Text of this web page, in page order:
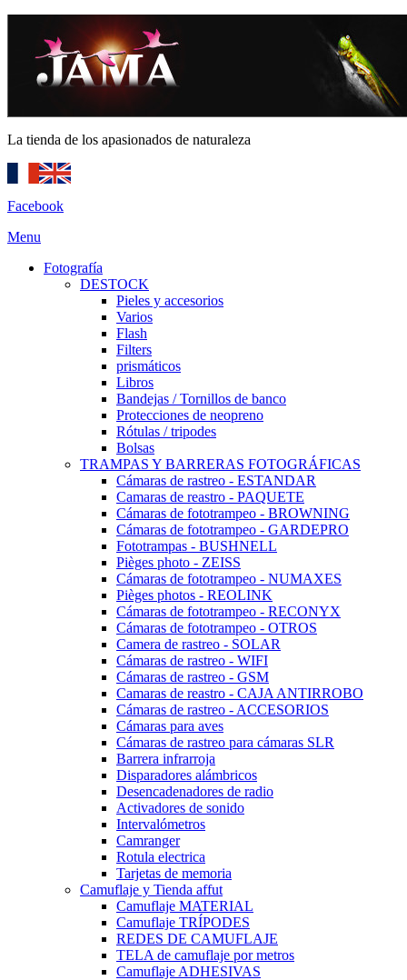
La tienda de los apasionados de naturaleza
Facebook
Menu
Fotografía
DESTOCK
Pieles y accesorios
Varios
Flash
Filters
prismáticos
Libros
Bandejas / Tornillos de banco
Protecciones de neopreno
Rótulas / tripodes
Bolsas
TRAMPAS Y BARRERAS FOTOGRÁFICAS
Cámaras de rastreo - ESTANDAR
Camaras de reastro - PAQUETE
Cámaras de fototrampeo - BROWNING
Cámaras de fototrampeo - GARDEPRO
Fototrampas - BUSHNELL
Pièges photo - ZEISS
Cámaras de fototrampeo - NUMAXES
Pièges photos - REOLINK
Cámaras de fototrampeo - RECONYX
Cámaras de fototrampeo - OTROS
Camera de rastreo - SOLAR
Cámaras de rastreo - WIFI
Cámaras de rastreo - GSM
Camaras de reastro - CAJA ANTIRROBO
Cámaras de rastreo - ACCESORIOS
Cámaras para aves
Cámaras de rastreo para cámaras SLR
Barrera infrarroja
Disparadores alámbricos
Desencadenadores de radio
Activadores de sonido
Intervalómetros
Camranger
Rotula electrica
Tarjetas de memoria
Camuflaje y Tienda affut
Camuflaje MATERIAL
Camuflaje TRÍPODES
REDES DE CAMUFLAJE
TELA de camuflaje por metros
Camuflaje ADHESIVAS